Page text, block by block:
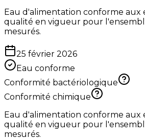
Eau d'alimentation conforme aux
qualité en vigueur pour
mesurés.
25 février 2026
Eau conforme
Conformité bactériologique
Conformité chimique
Eau d'alimentation conforme aux
qualité en vigueur pour
mesurés.